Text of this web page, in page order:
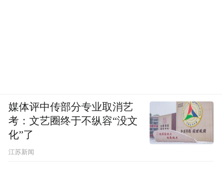
媒体评中传部分专业取消艺
考：文艺圈终于不纵容“没文
化”了
江苏新闻